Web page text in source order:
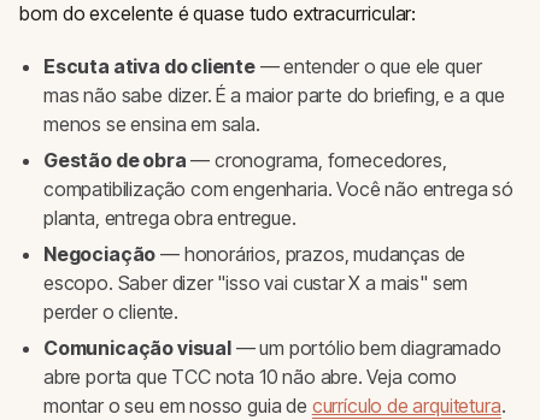
bom do excelente é quase tudo extracurricular:
Escuta ativa do cliente— entender o que ele quer
mas não sabe dizer. É a maior parte do briefing, e a que
menos se ensina em sala.
Gestão de obra — cronograma, fornecedores,
compatibilização com engenharia. Você não entrega só
planta, entrega obra entregue.
Negociação — honorários, prazos, mudanças de
escopo. Saber dizer "isso vai custar X a mais" sem
perder o cliente.
Comunicação visual— um portólio bem diagramado
abre porta que TCC nota 10 não abre. Veja como
montar o seu em nosso guia de currículo de arquitetura.